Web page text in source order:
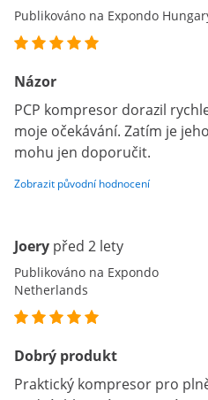
Publikováno na Expondo
Názor
PCP kompresor dorazil
moje očekávání. Zatím je
mohu jen doporučit.
Zobrazit původní hodnocení
Joery před 2 lety
Publikováno na Expondo
Netherlands
Dobrý produkt
Praktický kompresor pro